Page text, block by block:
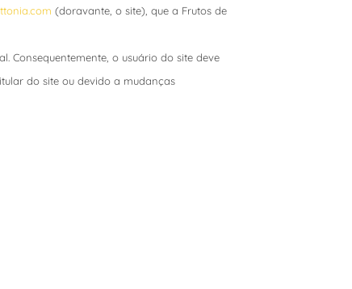
(doravante, o site), que a Frutos de
Consequentemente, o usuário do site deve
do site ou devido a mudanças